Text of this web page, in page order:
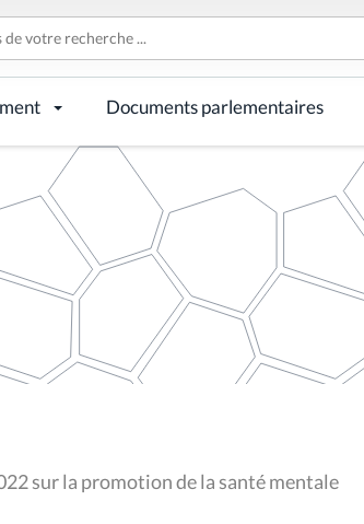
Documents parlementaires
sur la promotion de la santé mentale